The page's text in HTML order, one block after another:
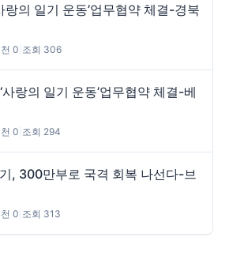
랑의 일기 운동’업무협약 체결-경북
0 조회 306
랑의 일기 운동’업무협약 체결-베
0 조회 294
, 300만부로 국격 회복 나선다-브
0 조회 313